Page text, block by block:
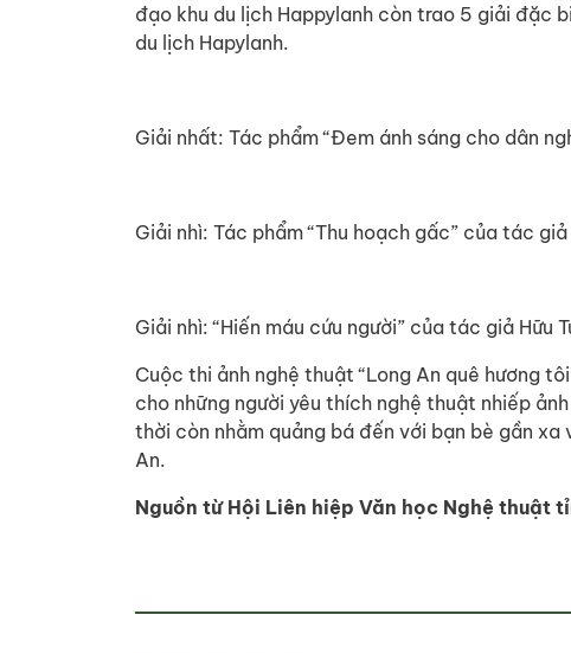
đạo khu du lịch Happylanh còn trao 5 giải đặc
du lịch Hapylanh.
Giải nhất: Tác phẩm “Đem ánh sáng cho dân
Giải nhì: Tác phẩm “Thu hoạch gấc” của tác
Giải nhì: “Hiến máu cứu người” của tác giả Hữu
Cuộc thi ảnh nghệ thuật “Long An quê hương
cho những người yêu thích nghệ thuật nhiếp
thời còn nhằm quảng bá đến với bạn bè gần xa
An.
Nguồn từ Hội Liên hiệp Văn học Nghệ thuật